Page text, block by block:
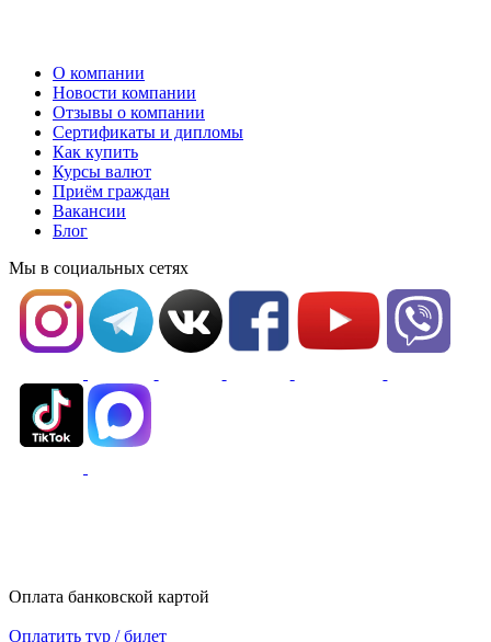
О компании
Новости компании
Отзывы о компании
Сертификаты и дипломы
Как купить
Курсы валют
Приём граждан
Вакансии
Блог
Мы в социальных сетях
Оплата банковской картой
Оплатить тур / билет